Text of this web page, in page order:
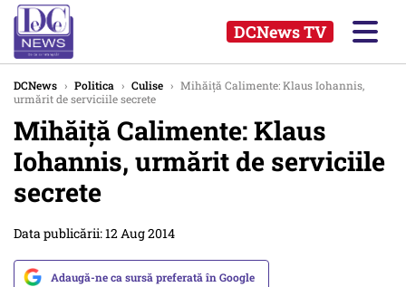
DCNews TV
DCNews › Politica › Culise › Mihăiță Calimente: Klaus Iohannis,
urmărit de serviciile secrete
Mihăiță Calimente: Klaus
Iohannis, urmărit de serviciile
secrete
Data publicării: 12 Aug 2014
Adaugă-ne ca sursă preferată în Google